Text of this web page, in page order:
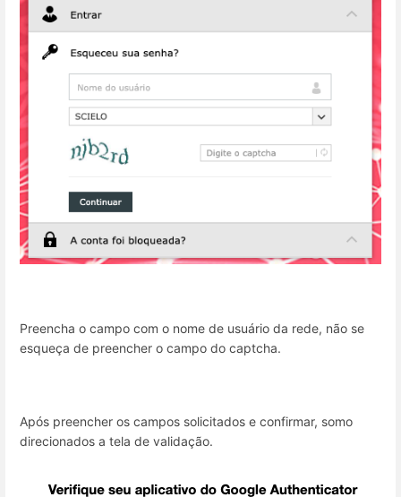
Preencha o campo com o nome de usuário da rede, não se
esqueça de preencher o campo do captcha.
Após preencher os campos solicitados e confirmar, somo
direcionados a tela de validação.